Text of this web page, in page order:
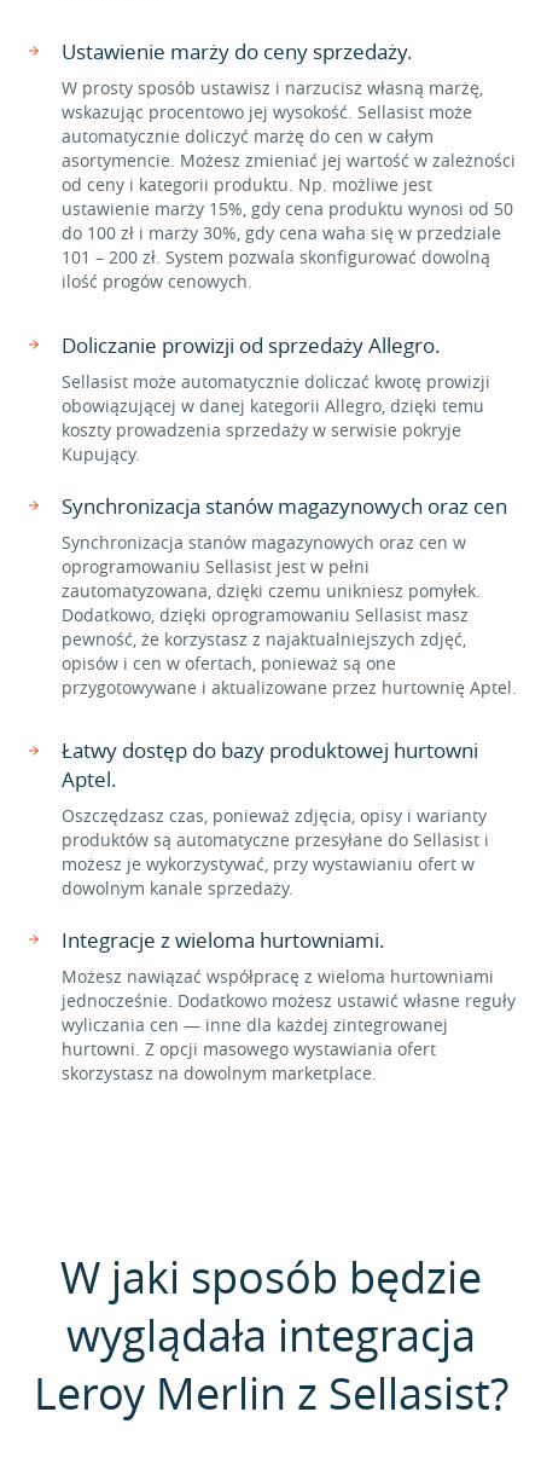
Ustawienie marży do ceny sprzedaży.
W prosty sposób ustawisz i narzucisz własną marżę,
wskazując procentowo jej wysokość. Sellasist może
automatycznie doliczyć marżę do cen w całym
asortymencie. Możesz zmieniać jej wartość w zależności
od ceny i kategorii produktu. Np. możliwe jest
ustawienie marży 15%, gdy cena produktu wynosi od 50
do 100 zł i marży 30%, gdy cena waha się w przedziale
101 – 200 zł. System pozwala skonfigurować dowolną
ilość progów cenowych.
Doliczanie prowizji od sprzedaży Allegro.
Sellasist może automatycznie doliczać kwotę prowizji
obowiązującej w danej kategorii Allegro, dzięki temu
koszty prowadzenia sprzedaży w serwisie pokryje
Kupujący.
Synchronizacja stanów magazynowych oraz cen
Synchronizacja stanów magazynowych oraz cen w
oprogramowaniu Sellasist jest w pełni
zautomatyzowana, dzięki czemu unikniesz pomyłek.
Dodatkowo, dzięki oprogramowaniu Sellasist masz
pewność, że korzystasz z najaktualniejszych zdjęć,
opisów i cen w ofertach, ponieważ są one
przygotowywane i aktualizowane przez hurtownię Aptel.
Łatwy dostęp do bazy produktowej hurtowni
Aptel.
Oszczędzasz czas, ponieważ zdjęcia, opisy i warianty
produktów są automatyczne przesyłane do Sellasist i
możesz je wykorzystywać, przy wystawianiu ofert w
dowolnym kanale sprzedaży.
Integracje z wieloma hurtowniami.
Możesz nawiązać współpracę z wieloma hurtowniami
jednocześnie. Dodatkowo możesz ustawić własne reguły
wyliczania cen — inne dla każdej zintegrowanej
hurtowni. Z opcji masowego wystawiania ofert
skorzystasz na dowolnym marketplace.
W jaki sposób będzie
wyglądała integracja
Leroy Merlin z Sellasist?